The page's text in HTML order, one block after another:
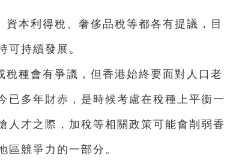
本利得稅、奢侈品稅等都各有提議，目
可持續發展。
種會有爭議，但香港始終要面對人口老
已多年財赤，是時候考慮在稅種上平衡一
人才之際，加稅等相關政策可能會削弱香
區競爭力的一部分。